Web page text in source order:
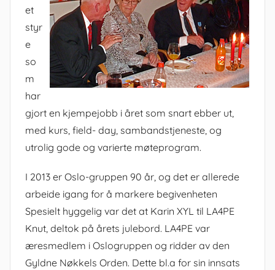
et
styr
e
so
m
har
gjort en kjempejobb i året som snart ebber ut,
med kurs, field- day, sambandstjeneste, og
utrolig gode og varierte møteprogram.
I 2013 er Oslo-gruppen 90 år, og det er allerede
arbeide igang for å markere begivenheten
Spesielt hyggelig var det at Karin XYL til LA4PE
Knut, deltok på årets julebord. LA4PE var
æresmedlem i Oslogruppen og ridder av den
Gyldne Nøkkels Orden. Dette bl.a for sin innsats